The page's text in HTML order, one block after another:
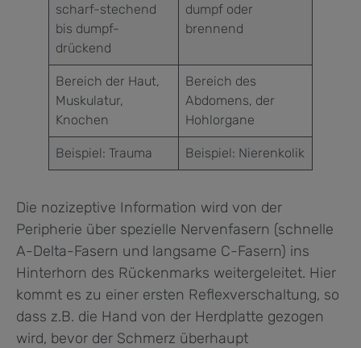
scharf-stechend
bis dumpf-
drückend
dumpf oder
brennend
Bereich der Haut,
Muskulatur,
Knochen
Bereich des
Abdomens, der
Hohlorgane
Beispiel: Trauma Beispiel: Nierenkolik
Die nozizeptive Information wird von der
Peripherie über spezielle Nervenfasern (schnelle
A-Delta-Fasern und langsame C-Fasern) ins
Hinterhorn des Rückenmarks weitergeleitet. Hier
kommt es zu einer ersten Reflexverschaltung, so
dass z.B. die Hand von der Herdplatte gezogen
wird, bevor der Schmerz überhaupt